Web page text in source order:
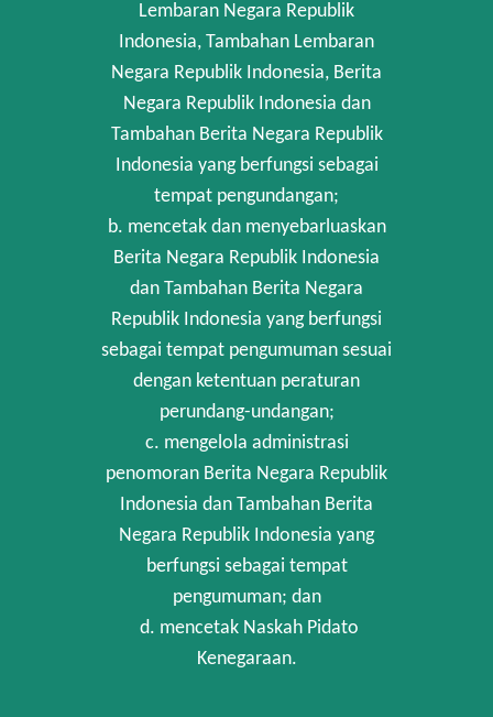
Lembaran Negara Republik
Indonesia, Tambahan Lembaran
Negara Republik Indonesia, Berita
Negara Republik Indonesia dan
Tambahan Berita Negara Republik
Indonesia yang berfungsi sebagai
tempat pengundangan;
b. mencetak dan menyebarluaskan
Berita Negara Republik Indonesia
dan Tambahan Berita Negara
Republik Indonesia yang berfungsi
sebagai tempat pengumuman sesuai
dengan ketentuan peraturan
perundang-undangan;
c. mengelola administrasi
penomoran Berita Negara Republik
Indonesia dan Tambahan Berita
Negara Republik Indonesia yang
berfungsi sebagai tempat
pengumuman; dan
d. mencetak Naskah Pidato
Kenegaraan.